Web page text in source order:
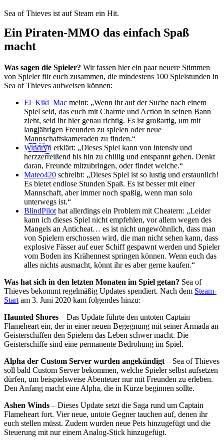
Sea of Thieves ist auf Steam ein Hit.
Ein Piraten-MMO das einfach Spaß
macht
Was sagen die Spieler? Wir fassen hier ein paar neuere Stimmen
von Spieler für euch zusammen, die mindestens 100 Spielstunden in
Sea of Thieves aufweisen können:
El_Kiki_Mac meint: „Wenn ihr auf der Suche nach einem
Spiel seid, das euch mit Charme und Action in seinen Bann
zieht, seid ihr hier genau richtig. Es ist großartig, um mit
langjährigen Freunden zu spielen oder neue
Mannschaftskameraden zu finden.“
W͜͡i͜͡n͜͡d͜͡r͜͡y͜͡n erklärt: „Dieses Spiel kann von intensiv und
herzzerreißend bis hin zu chillig und entspannt gehen. Denkt
daran, Freunde mitzubringen, oder findet welche.“
Mateo420 schreibt: „Dieses Spiel ist so lustig und erstaunlich!
Es bietet endlose Stunden Spaß. Es ist besser mit einer
Mannschaft, aber immer noch spaßig, wenn man solo
unterwegs ist.“
BlindPilot hat allerdings ein Problem mit Cheatern: „Leider
kann ich dieses Spiel nicht empfehlen, vor allem wegen des
Mangels an Anticheat… es ist nicht ungewöhnlich, dass man
von Spielern erschossen wird, die man nicht sehen kann, dass
explosive Fässer auf euer Schiff gespawnt werden und Spieler
vom Boden ins Krähennest springen können. Wenn euch das
alles nichts ausmacht, könnt ihr es aber gerne kaufen.“
Was hat sich in den letzten Monaten im Spiel getan? Sea of
Thieves bekommt regelmäßig Updates spendiert. Nach dem Steam-
Start am 3. Juni 2020 kam folgendes hinzu:
Haunted Shores – Das Update führte den untoten Captain
Flameheart ein, der in einer neuen Begegnung mit seiner Armada an
Geisterschiffen den Spielern das Leben schwer macht. Die
Geisterschiffe sind eine permanente Bedrohung im Spiel.
Alpha der Custom Server wurden angekündigt – Sea of Thieves
soll bald Custom Server bekommen, welche Spieler selbst aufsetzen
dürfen, um beispielsweise Abenteuer nur mit Freunden zu erleben.
Den Anfang macht eine Alpha, die in Kürze beginnen sollte.
Ashen Winds – Dieses Update setzt die Saga rund um Captain
Flameheart fort. Vier neue, untote Gegner tauchen auf, denen ihr
euch stellen müsst. Zudem wurden neue Pets hinzugefügt und die
Steuerung mit nur einem Analog-Stick hinzugefügt.